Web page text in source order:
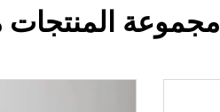
مجموعة المنتجات